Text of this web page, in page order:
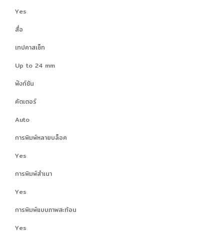
Yes
สื่อ
เทปคาสเซ็ท
Up to 24 mm
ฟังก์ชัน
คัตเตอร์
Auto
การพิมพ์หลายบล็อค
Yes
การพิมพ์สำเนา
Yes
การพิมพ์แบบภาพสะท้อน
Yes